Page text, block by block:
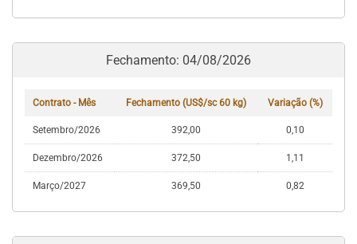
Fechamento: 04/08/2026
Contrato - Mês Fechamento (US$/sc 60 kg) Variação (%)
Setembro/2026 392,00 0,10
Dezembro/2026 372,50 1,11
Março/2027 369,50 0,82